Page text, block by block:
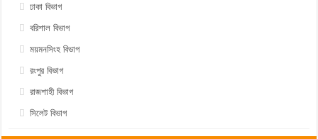
ঢাকা বিভাগ
বরিশাল বিভাগ
ময়মনসিংহ বিভাগ
রংপুর বিভাগ
রাজশাহী বিভাগ
সিলেট বিভাগ